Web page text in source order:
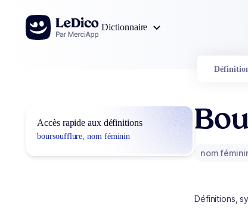
Aller au contenu
Dictionnaire
Accès rapide aux définitions
boursoufflure, nom féminin
nom
Définitions,